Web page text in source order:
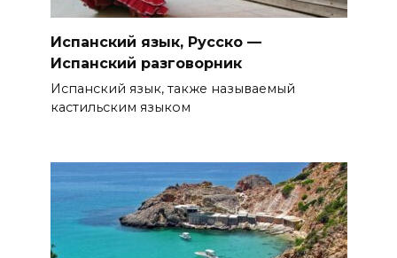
Испанский язык, Русско —
Испанский разговорник
Испанский язык, также называемый
кастильским языком